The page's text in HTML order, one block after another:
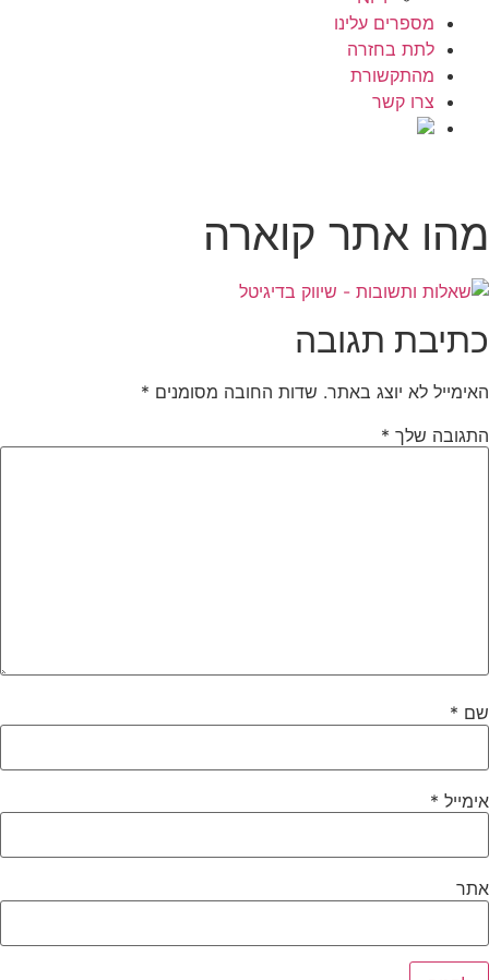
מספרים עלינו
לתת בחזרה
מהתקשורת
צרו קשר
מהו אתר קוארה
כתיבת תגובה
האימייל לא יוצג באתר. שדות החובה מסומנים *
התגובה שלך *
שם *
אימייל *
אתר